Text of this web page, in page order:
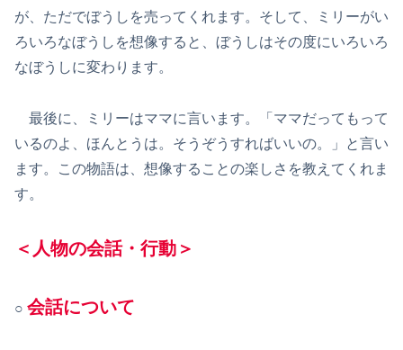
が、ただでぼうしを売ってくれます。そして、ミリーがい
ろいろなぼうしを想像すると、ぼうしはその度にいろいろ
なぼうしに変わります。
最後に、ミリーはママに言います。「ママだってもって
いるのよ、ほんとうは。そうぞうすればいいの。」と言い
ます。この物語は、想像することの楽しさを教えてくれま
す。
＜人物の会話・行動＞
○ 会話について